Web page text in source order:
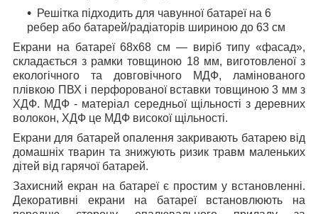
Решітка підходить для чавунної батареї на 6
ребер або батарей/радіаторів шириною до 63 см
Екрани на батареї 68х68 см — виріб типу «фасад»,
складається з рамки товщиною 18 мм, виготовленої з
екологічного та довговічного МДФ, ламінованого
плівкою ПВХ і перфорованої вставки товщиною 3 мм з
ХДФ. МДФ - матеріал середньої щільності з деревних
волокон, ХДФ це МДФ високої щільності.
Екрани для батарей опалення закривають батарею від
домашніх тварин та знижують ризик травм маленьких
дітей від гарячої батарей.
Захисний екран на батареї є простим у встановленні.
Декоративні екрани на батареї встановлюють на